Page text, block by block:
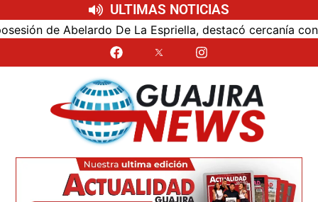
ULTIMAS NOTICIAS
de Abelardo De La Espriella, destacó cercanía con el